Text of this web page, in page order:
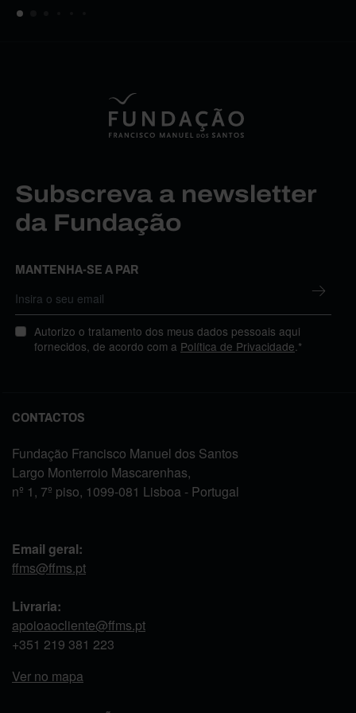
Subscreva a newsletter
da Fundação
MANTENHA-SE A PAR
Autorizo o tratamento dos meus dados pessoais aqui
fornecidos, de acordo com a Política de Privacidade.*
CONTACTOS
Fundação Francisco Manuel dos Santos
Largo Monterroio Mascarenhas,
nº 1, 7º piso, 1099-081 Lisboa - Portugal
Email geral:
ffms@ffms.pt
Livraria:
apoioaocliente@ffms.pt
+351 219 381 223
Ver no mapa